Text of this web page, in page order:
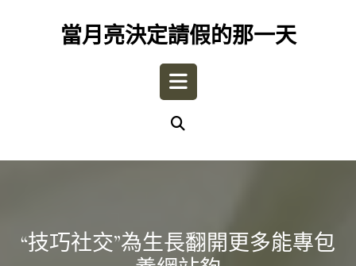
當月亮決定請假的那一天
Open
“技巧社交”為生長翻開更多能專包